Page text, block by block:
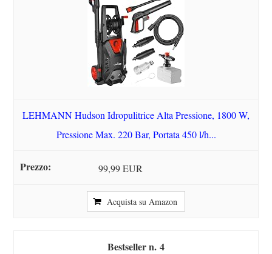
LEHMANN Hudson Idropulitrice Alta Pressione, 1800 W,
Pressione Max. 220 Bar, Portata 450 l/h...
99,99 EUR
Acquista su Amazon
4